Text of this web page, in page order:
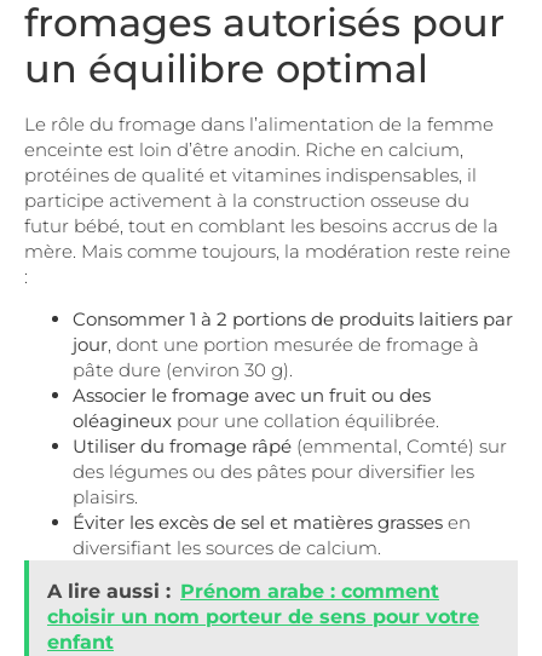
fromages autorisés pour
un équilibre optimal
Le rôle du fromage dans l’alimentation de la femme
enceinte est loin d’être anodin. Riche en calcium,
protéines de qualité et vitamines indispensables, il
participe activement à la construction osseuse du
futur bébé, tout en comblant les besoins accrus de la
mère. Mais comme toujours, la modération reste reine
:
Consommer 1 à 2 portions de produits laitiers par
jour, dont une portion mesurée de fromage à
pâte dure (environ 30 g).
Associer le fromage avec un fruit ou des
oléagineux pour une collation équilibrée.
Utiliser du fromage râpé (emmental, Comté) sur
des légumes ou des pâtes pour diversifier les
plaisirs.
Éviter les excès de sel et matières grasses en
diversifiant les sources de calcium.
A lire aussi : Prénom arabe : comment
choisir un nom porteur de sens pour votre
enfant